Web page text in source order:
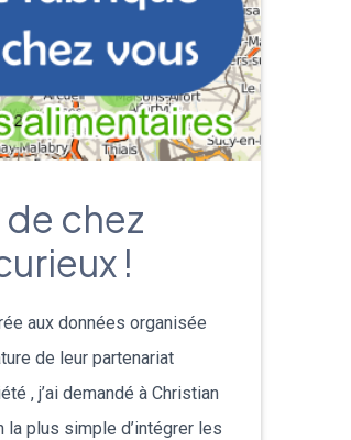
chez
!
aux données organisée
de leur partenariat
, j’ai demandé à Christian
la plus simple d’intégrer les